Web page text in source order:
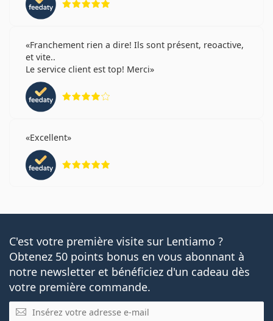
Franchement rien a dire! Ils sont présent, reoactive,
et vite..
Le service client est top! Merci
Excellent
C'est votre première visite sur Lentiamo ?
Obtenez 50 points bonus en vous abonnant à
notre newsletter et bénéficiez d'un cadeau dès
votre première commande.
E-mail